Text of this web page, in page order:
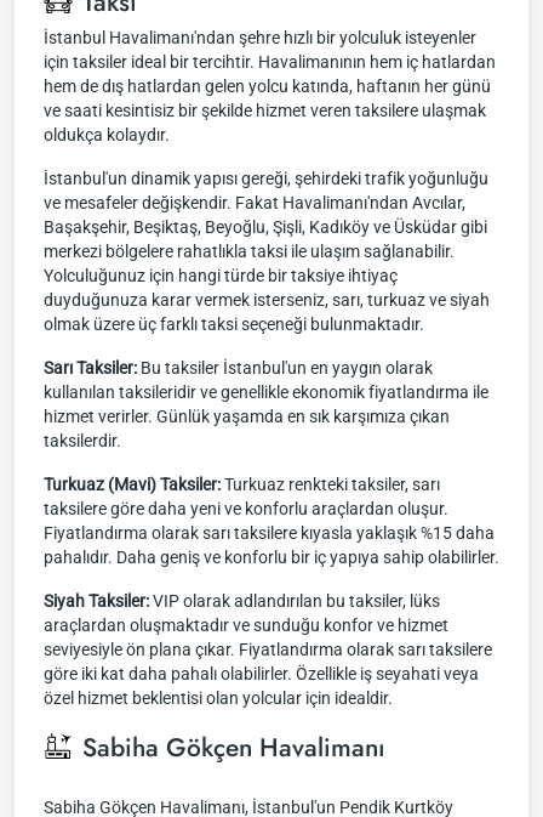
İstanbul Havalimanı'ndan şehre hızlı bir yolculuk isteyenler
için taksiler ideal bir tercihtir. Havalimanının hem iç hatlardan
hem de dış hatlardan gelen yolcu katında, haftanın her günü
ve saati kesintisiz bir şekilde hizmet veren taksilere ulaşmak
oldukça kolaydır.
İstanbul'un dinamik yapısı gereği, şehirdeki trafik yoğunluğu
ve mesafeler değişkendir. Fakat Havalimanı'ndan Avcılar,
Başakşehir, Beşiktaş, Beyoğlu, Şişli, Kadıköy ve Üsküdar gibi
merkezi bölgelere rahatlıkla taksi ile ulaşım sağlanabilir.
Yolculuğunuz için hangi türde bir taksiye ihtiyaç
duyduğunuza karar vermek isterseniz, sarı, turkuaz ve siyah
olmak üzere üç farklı taksi seçeneği bulunmaktadır.
Sarı Taksiler: Bu taksiler İstanbul'un en yaygın olarak
kullanılan taksileridir ve genellikle ekonomik fiyatlandırma ile
hizmet verirler. Günlük yaşamda en sık karşımıza çıkan
taksilerdir.
Turkuaz (Mavi) Taksiler:Turkuaz renkteki taksiler, sarı
taksilere göre daha yeni ve konforlu araçlardan oluşur.
Fiyatlandırma olarak sarı taksilere kıyasla yaklaşık %15 daha
pahalıdır. Daha geniş ve konforlu bir iç yapıya sahip olabilirler.
Siyah Taksiler:VIP olarak adlandırılan bu taksiler, lüks
araçlardan oluşmaktadır ve sunduğu konfor ve hizmet
seviyesiyle ön plana çıkar. Fiyatlandırma olarak sarı taksilere
göre iki kat daha pahalı olabilirler. Özellikle iş seyahati veya
özel hizmet beklentisi olan yolcular için idealdir.
Sabiha Gökçen Havalimanı
Sabiha Gökçen Havalimanı, İstanbul'un Pendik Kurtköy